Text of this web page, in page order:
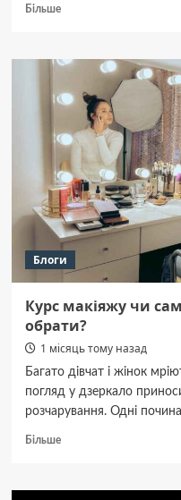
БільшеДокладніше
тату-
мастера
для
новичков:
первые
шаги
востребованной
профессии
Блоги
Курс макіяжу чи
обрати?
1 місяць тому назад
Багато дівчат і жінок
погляд у дзеркало
розчарування. Одні
БільшеДокладніше
макіяжу